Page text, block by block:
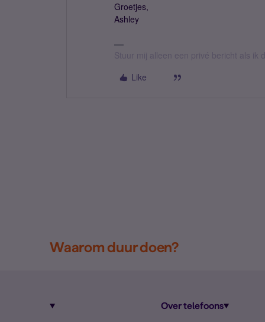
Groetjes,
Ashley
Stuur mij alleen een privé bericht als ik
Like
Waarom duur doen?
Over telefoons